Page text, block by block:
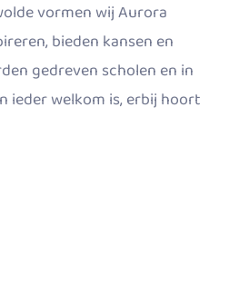
vormen wij Aurora
bieden kansen en
gedreven scholen en in
ieder welkom is, erbij hoort